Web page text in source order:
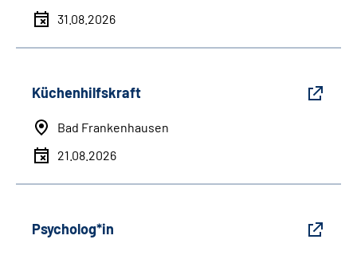
31.08.2026
Küchenhilfskraft
Bad Frankenhausen
21.08.2026
Psycholog*in